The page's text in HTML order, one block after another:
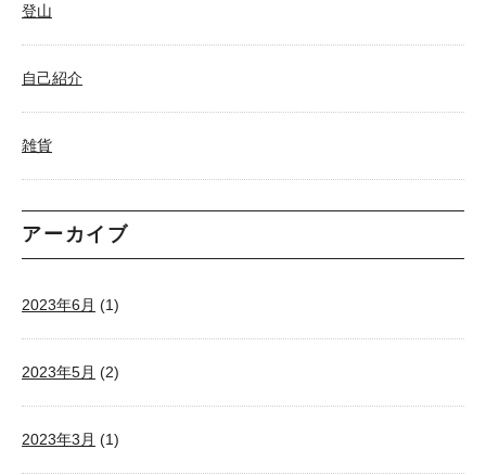
登山
自己紹介
雑貨
アーカイブ
2023年6月 (1)
2023年5月 (2)
2023年3月 (1)